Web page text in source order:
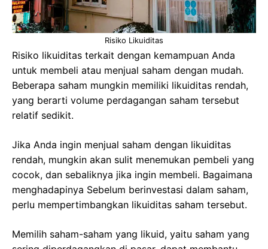
Risiko Likuiditas
Risiko likuiditas terkait dengan kemampuan Anda
untuk membeli atau menjual saham dengan mudah.
Beberapa saham mungkin memiliki likuiditas rendah,
yang berarti volume perdagangan saham tersebut
relatif sedikit.
Jika Anda ingin menjual saham dengan likuiditas
rendah, mungkin akan sulit menemukan pembeli yang
cocok, dan sebaliknya jika ingin membeli. Bagaimana
menghadapinya Sebelum berinvestasi dalam saham,
perlu mempertimbangkan likuiditas saham tersebut.
Memilih saham-saham yang likuid, yaitu saham yang